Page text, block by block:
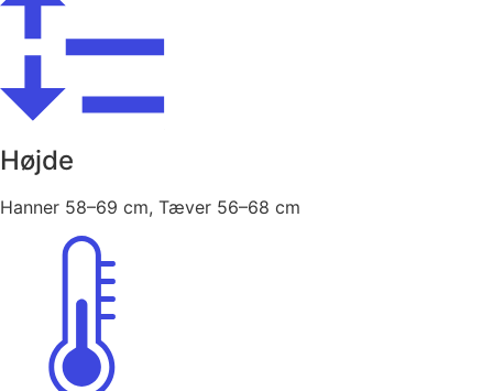
Højde
Hanner 58–69 cm, Tæver 56–68 cm